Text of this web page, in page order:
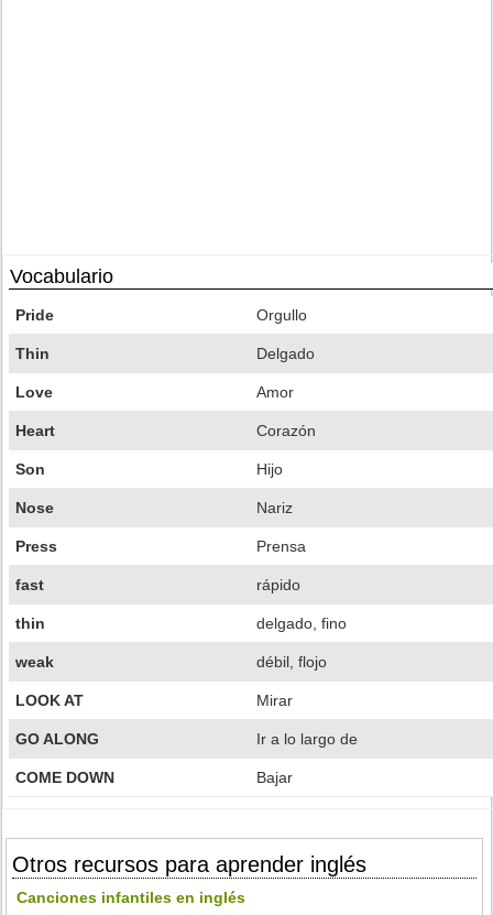
Vocabulario
Pride Orgullo
Thin Delgado
Love Amor
Heart Corazón
Son Hijo
Nose Nariz
Press Prensa
fast rápido
thin delgado, fino
weak débil, flojo
LOOK AT Mirar
GO ALONG Ir a lo largo de
COME DOWN Bajar
Otros recursos para aprender inglés
Canciones infantiles en inglés